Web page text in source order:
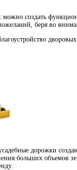
создать
беря во
дорожки
больших объемов